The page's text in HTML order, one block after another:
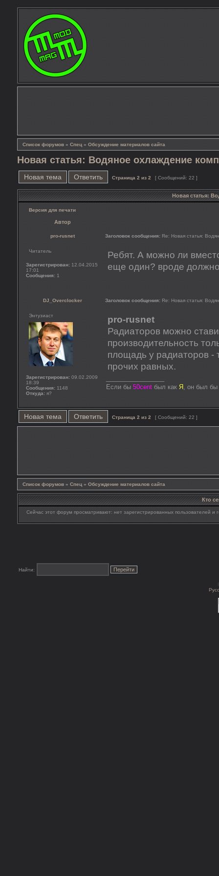
Список форумов » Спец » Обсуждение материалов сайта
Новая статья: Водяное охлаждение
Новая тема Ответить Страница 2 из 2 [ Сообщений: 22 ]
Новая статья:
Версия для печати
Автор
pro-rusnet Заголовок сообщения: Re: Новая статья:
Читатель
Зарегистрирован: 12.04.2015
17:01
Сообщения: 1
Ребят. А можно ли
еще один? вроде
DJ_Overclocker Заголовок сообщения: Re: Новая статья:
Энтузиаст
Зарегистрирован: 09.02.2009
18:39
Сообщения: 1148
Откуда: я?
pro-rusnet
Радиаторов можно
производительность
площадь у радиаторов -
прочих равных.
Если бы 50cent был как Я , он был бы
Новая тема Ответить Страница 2 из 2 [ Сообщений: 22 ]
Список форумов » Спец » Обсуждение материалов сайта
Кто
Сейчас этот форум просматривают: нет зарегистрированных пользователей и
Найти: